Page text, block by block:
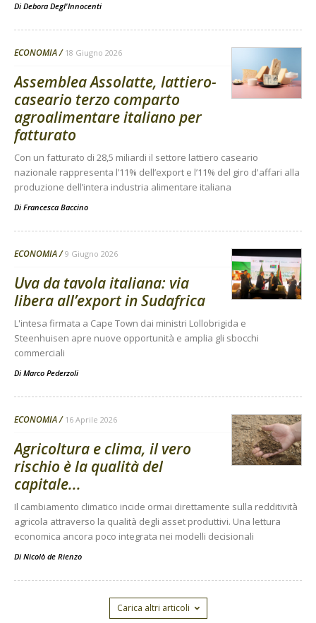
Di Debora Degl'Innocenti
ECONOMIA 18 Giugno 2026
Assemblea Assolatte, lattiero-
caseario terzo comparto
agroalimentare italiano per
fatturato
Con un fatturato di 28,5 miliardi il settore lattiero caseario
nazionale rappresenta l’11% dell’export e l’11% del giro d'affari alla
produzione dell’intera industria alimentare italiana
Di Francesca Baccino
ECONOMIA 9 Giugno 2026
Uva da tavola italiana: via
libera all’export in Sudafrica
L'intesa firmata a Cape Town dai ministri Lollobrigida e
Steenhuisen apre nuove opportunità e amplia gli sbocchi
commerciali
Di Marco Pederzoli
ECONOMIA 16 Aprile 2026
Agricoltura e clima, il vero
rischio è la qualità del
capitale...
Il cambiamento climatico incide ormai direttamente sulla redditività
agricola attraverso la qualità degli asset produttivi. Una lettura
economica ancora poco integrata nei modelli decisionali
Di Nicolò de Rienzo
Carica altri articoli